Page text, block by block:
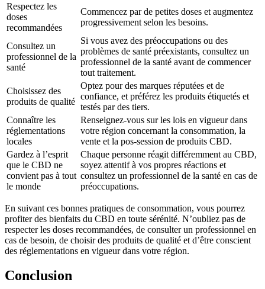
Respectez les
doses
recommandées
Commencez par de petites doses et augmentez
progressivement selon les besoins.
Consultez un
professionnel de la
santé
Si vous avez des préoccupations ou des
problèmes de santé préexistants, consultez un
professionnel de la santé avant de commencer
tout traitement.
Choisissez des
produits de qualité
Optez pour des marques réputées et de
confiance, et préférez les produits étiquetés et
testés par des tiers.
Connaître les
réglementations
locales
Renseignez-vous sur les lois en vigueur dans
votre région concernant la consommation, la
vente et la pos-session de produits CBD.
Gardez à l’esprit
que le CBD ne
convient pas à tout
le monde
Chaque personne réagit différemment au CBD,
soyez attentif à vos propres réactions et
consultez un professionnel de la santé en cas de
préoccupations.
En suivant ces bonnes pratiques de consommation, vous pourrez
profiter des bienfaits du CBD en toute sérénité. N’oubliez pas de
respecter les doses recommandées, de consulter un professionnel en
cas de besoin, de choisir des produits de qualité et d’être conscient
des réglementations en vigueur dans votre région.
Conclusion